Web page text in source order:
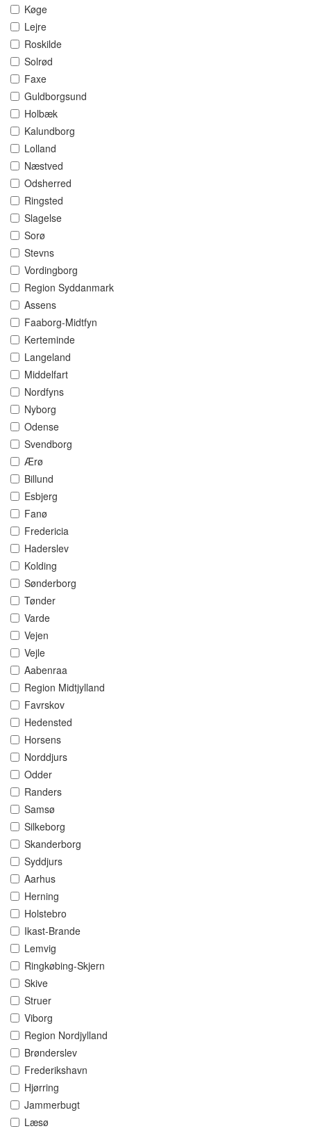
Køge
Lejre
Roskilde
Solrød
Faxe
Guldborgsund
Holbæk
Kalundborg
Lolland
Næstved
Odsherred
Ringsted
Slagelse
Sorø
Stevns
Vordingborg
Region Syddanmark
Assens
Faaborg-Midtfyn
Kerteminde
Langeland
Middelfart
Nordfyns
Nyborg
Odense
Svendborg
Ærø
Billund
Esbjerg
Fanø
Fredericia
Haderslev
Kolding
Sønderborg
Tønder
Varde
Vejen
Vejle
Aabenraa
Region Midtjylland
Favrskov
Hedensted
Horsens
Norddjurs
Odder
Randers
Samsø
Silkeborg
Skanderborg
Syddjurs
Aarhus
Herning
Holstebro
Ikast-Brande
Lemvig
Ringkøbing-Skjern
Skive
Struer
Viborg
Region Nordjylland
Brønderslev
Frederikshavn
Hjørring
Jammerbugt
Læsø